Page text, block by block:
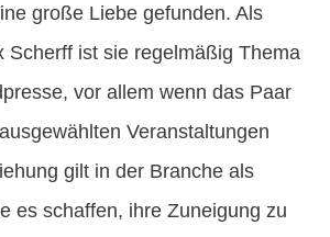
große Liebe gefunden. Als
Scherff ist sie regelmäßig Thema
vor allem wenn das Paar
Veranstaltungen
gilt in der Branche als
es schaffen, ihre Zuneigung zu